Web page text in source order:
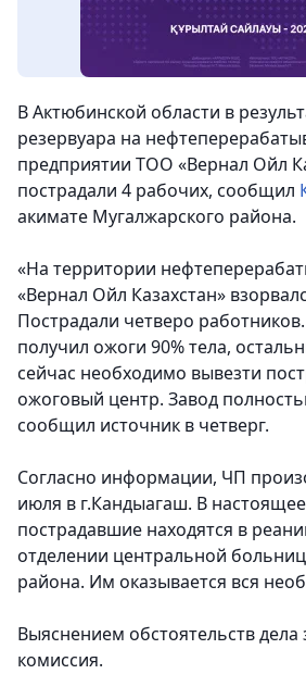
В Актюбинской области в
резервуара на
предприятии ТОО «Вернал Ойл
пострадали 4 рабочих, сообщил
акимате Мугалжарского района.
«На территории
«Вернал Ойл Казахстан»
Пострадали четверо
получил ожоги 90% тела,
сейчас необходимо вывезти
ожоговый центр. Завод
сообщил источник в четверг.
Согласно информации, ЧП
июля в г.Кандыагаш. В
пострадавшие находятся в
отделении центральной
района. Им оказывается вся
Выяснением обстоятельств дела
комиссия.